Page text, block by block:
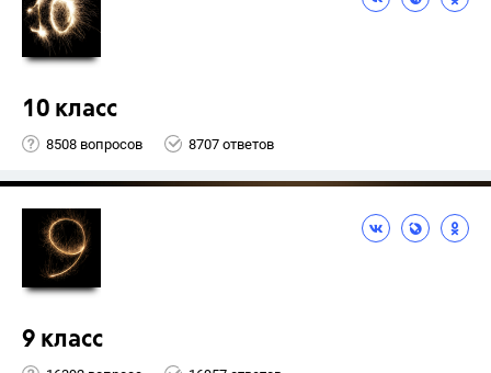
10 класс
8508 вопросов 8707 ответов
9 класс